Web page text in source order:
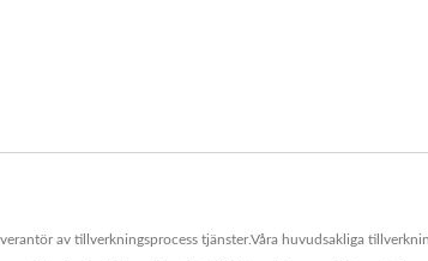
av tillverkningsprocess tjänster.Våra huvudsakliga